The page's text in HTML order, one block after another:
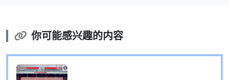
你可能感兴趣的内容